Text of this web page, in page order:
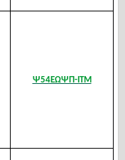
Ψ54ΕΩΨΠ-ΙΤΜ